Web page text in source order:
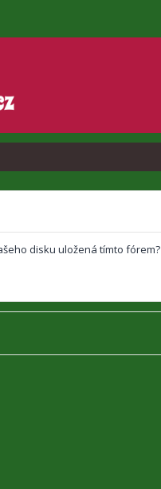
disku uložená tímto fórem?